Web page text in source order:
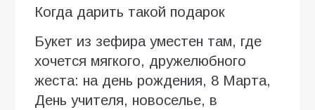
Когда дарить такой подарок
Букет из зефира уместен там, где
хочется мягкого, дружелюбного
жеста: на день рождения, 8 Марта,
День учителя, новоселье, в